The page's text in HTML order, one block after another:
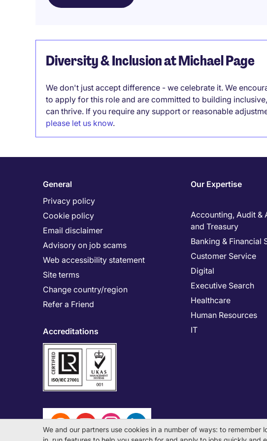
Diversity & Inclusion at Michael Page
We don't just accept difference - we celebrate it. We
to apply for this role and are committed to building
can thrive. If you require any support or reasonable
please let us know.
General
Privacy policy
Cookie policy
Email disclaimer
Advisory on job scams
Web accessibility statement
Site terms
Change country/region
Refer a Friend
Accreditations
Our Expertise
Accounting, Audit &
and Treasury
Banking & Financial
Customer Service
Digital
Executive Search
Healthcare
Human Resources
IT
We and our partners use cookies in a number of ways: to remember